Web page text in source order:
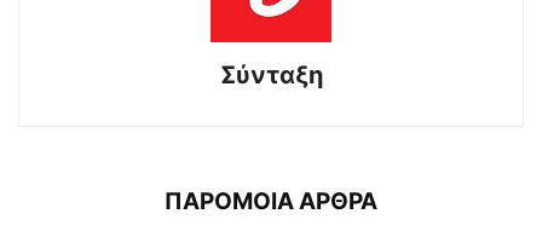
Σύνταξη
ΠΑΡΟΜΟΙΑ ΑΡΘΡΑ